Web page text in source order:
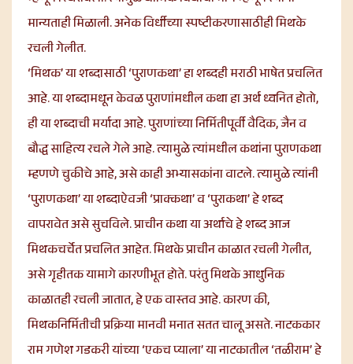
मान्यताही मिळाली. अनेक विर्धीच्या स्पष्टीकरणासाठीही मिथके
रचली गेलीत.
‘मिथक’ या शब्दासाठी ‘पुराणकथा’ हा शब्दही मराठी भाषेत प्रचलित
आहे. या शब्दामधून केवळ पुराणांमधील कथा हा अर्थ ध्वनित होतो,
ही या शब्दाची मर्यादा आहे. पुराणांच्या निर्मितीपूर्वी वैदिक, जैन व
बौद्ध साहित्य रचले गेले आहे. त्यामुळे त्यांमधील कथांना पुराणकथा
म्हणणे चुकीचे आहे, असे काही अभ्यासकांना वाटले. त्यामुळे त्यांनी
‘पुराणकथा’ या शब्दाऐवजी ‘प्राक्कथा’ व ‘पुराकथा’ हे शब्द
वापरावेत असे सुचविले. प्राचीन कथा या अर्थाचे हे शब्द आज
मिथकचर्चेत प्रचलित आहेत. मिथके प्राचीन काळात रचली गेलीत,
असे गृहीतक यामागे कारणीभूत होते. परंतु मिथके आधुनिक
काळातही रचली जातात, हे एक वास्तव आहे. कारण की,
मिथकनिर्मितीची प्रक्रिया मानवी मनात सतत चालू असते. नाटककार
राम गणेश गडकरी यांच्या ‘एकच प्याला’ या नाटकातील ‘तळीराम’ हे